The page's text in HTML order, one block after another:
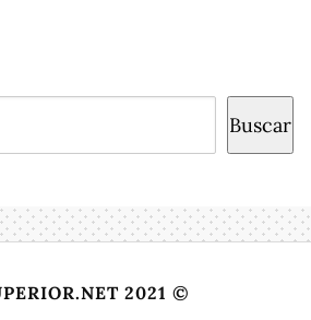
Buscar
2021 ©